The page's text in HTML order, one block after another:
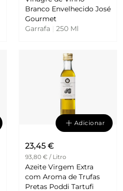
Branco Envelhecido José
Gourmet
Garrafa
250 Ml
Adicionar
23,45 €
93,80 € / Litro
Azeite Virgem Extra
com Aroma de Trufas
Pretas Poddi Tartufi